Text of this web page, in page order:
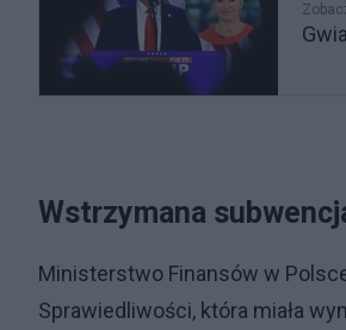
Wstrzymana
Ministerstwo Finansów w
Sprawiedliwości, która miała